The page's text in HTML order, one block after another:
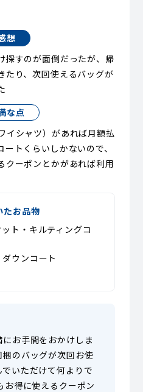
想
探すのが面倒だったが、帰
たり、次回使えるバッグが
な点
イシャツ）があれば月額払
トくらいしかないので、
クーポンとかがあれば利用
たお品物
ト・キルティングコ
ウンコート
お手間をおかけしま
のバッグが次回お使
いただけて何よりで
お得に使えるクーポン